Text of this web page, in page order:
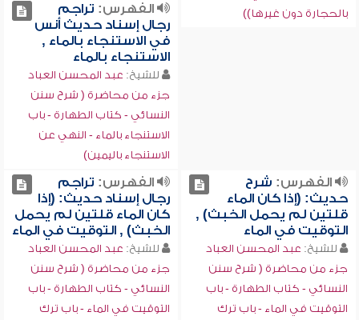
بالحجارة دون غيرها))
الفهرس: تراجم
رجال إسناد حديث أنس
في الاستنجاء بالماء ,
الاستنجاء بالماء
للشيخ: عبد المحسن العباد
جزء من محاضرة ( شرح سنن
النسائي - كتاب الطهارة - باب
الاستنجاء بالماء - النهي عن
الاستنجاء باليمين)
الفهرس: شرح
حديث: (إذا كان الماء
قلتين لم يحمل الخبث) ,
التوقيت في الماء
للشيخ: عبد المحسن العباد
جزء من محاضرة ( شرح سنن
النسائي - كتاب الطهارة - باب
التوقيت في الماء - باب ترك
الفهرس: تراجم
رجال إسناد حديث: (إذا
كان الماء قلتين لم يحمل
الخبث) , التوقيت في الماء
للشيخ: عبد المحسن العباد
جزء من محاضرة ( شرح سنن
النسائي - كتاب الطهارة - باب
التوقيت في الماء - باب ترك